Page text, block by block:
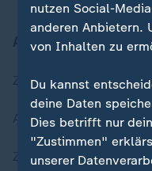
Aktuell bei ZDFheute
Zuletzt veröffentlicht
Aktuelle Sendungs-
ZDFheute Stories
nutzen Social-
anderen Anbietern.
von Inhalten zu
Du kannst
deine Daten
Dies betrifft nur
"Zustimmen"
unserer